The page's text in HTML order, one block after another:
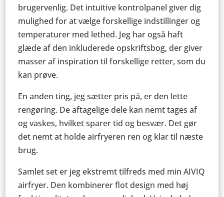
brugervenlig. Det intuitive kontrolpanel giver dig
mulighed for at vælge forskellige indstillinger og
temperaturer med lethed. Jeg har også haft
glæde af den inkluderede opskriftsbog, der giver
masser af inspiration til forskellige retter, som du
kan prøve.
En anden ting, jeg sætter pris på, er den lette
rengøring. De aftagelige dele kan nemt tages af
og vaskes, hvilket sparer tid og besvær. Det gør
det nemt at holde airfryeren ren og klar til næste
brug.
Samlet set er jeg ekstremt tilfreds med min AIVIQ
airfryer. Den kombinerer flot design med høj